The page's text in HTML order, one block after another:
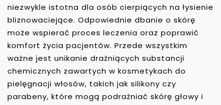
niezwykle istotna dla osób cierpiących na łysienie
bliznowaciejące. Odpowiednie dbanie o skórę
może wspierać proces leczenia oraz poprawić
komfort życia pacjentów. Przede wszystkim
ważne jest unikanie drażniących substancji
chemicznych zawartych w kosmetykach do
pielęgnacji włosów, takich jak silikony czy
parabeny, które mogą podrażniać skórę głowy i